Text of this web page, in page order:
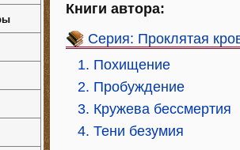
Книги автора:
Серия: Проклятая
1. Похищение
2. Пробуждение
3. Кружева бессмертия
4. Тени безумия